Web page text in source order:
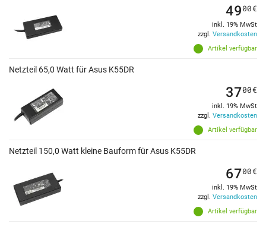
Artikel verfügbar
4900€
inkl. 19% MwSt
zzgl. Versandkosten
Netzteil 65,0 Watt für Asus K55DR
Artikel verfügbar
3700€
inkl. 19% MwSt
zzgl. Versandkosten
Netzteil 150,0 Watt kleine Bauform für Asus K55DR
Artikel verfügbar
6700€
inkl. 19% MwSt
zzgl. Versandkosten